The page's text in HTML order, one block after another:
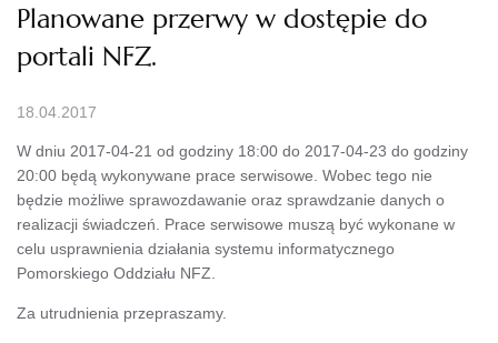
Planowane przerwy w dostępie do
portali NFZ.
18.04.2017
W dniu 2017-04-21 od godziny 18:00 do 2017-04-23 do godziny
20:00 będą wykonywane prace serwisowe. Wobec tego nie
będzie możliwe sprawozdawanie oraz sprawdzanie danych o
realizacji świadczeń. Prace serwisowe muszą być wykonane w
celu usprawnienia działania systemu informatycznego
Pomorskiego Oddziału NFZ.
Za utrudnienia przepraszamy.